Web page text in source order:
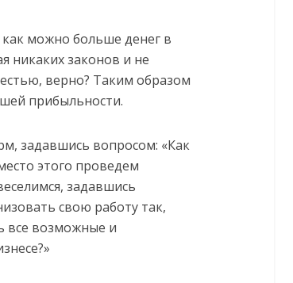
можно больше денег в
никаких законов и не
верно? Таким образом
прибыльности.
задавшись вопросом: «Как
этого проведем
задавшись
свою работу так,
все возможные и